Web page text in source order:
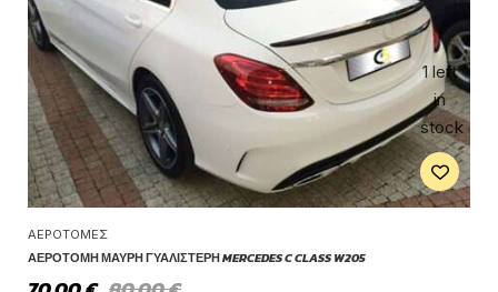
1 left
in
stock
ΑΕΡΟΤΟΜΈΣ
ΑΕΡΟΤΟΜΉ ΜΑΎΡΗ ΓΥΑΛΙΣΤΕΡΉ MERCEDES C CLASS W205